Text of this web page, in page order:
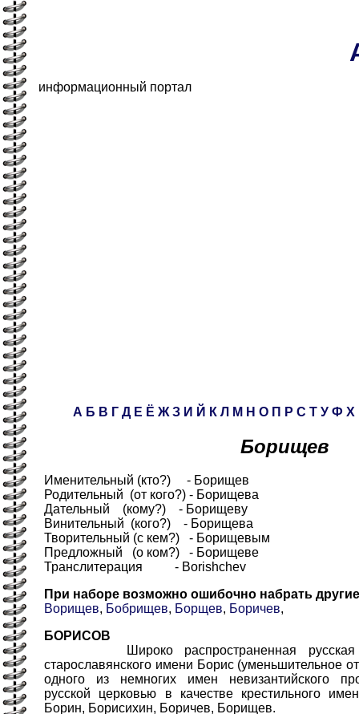
информационный портал
А Б В Г Д Е Ё Ж З И Й К Л М Н О П Р С Т У Ф Х
Борищев
Именительный (кто?) - Борищев
Родительный (от кого?) - Борищева
Дательный (кому?) - Борищеву
Винительный (кого?) - Борищева
Творительный (с кем?) - Борищевым
Предложный (о ком?) - Борищеве
Транслитерация - Borishchev
При наборе возможно ошибочно набрать
Ворищев, Бобрищев, Борщев, Боричев,
БОРИСОВ
Широко распространенная русская
старославянского имени Борис (уменьшительное
одного из немногих имен невизантийского
русской церковью в качестве крестильного
Борин, Борисихин, Боричев, Борищев.